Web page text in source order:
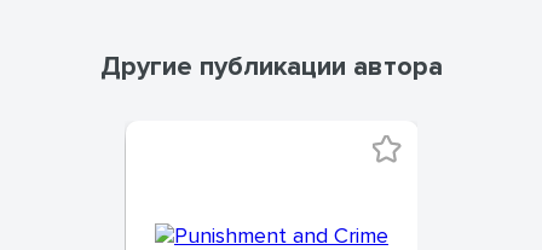
Другие публикации автора